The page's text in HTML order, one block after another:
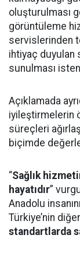
oluşturulması
görüntüleme
servislerinden
ihtiyaç duyulan
sunulması
Açıklamada
iyileştirmelerin
süreçleri
biçimde
“Sağlık
hayatıdır”
Anadolu
Türkiye’nin
standartlarda